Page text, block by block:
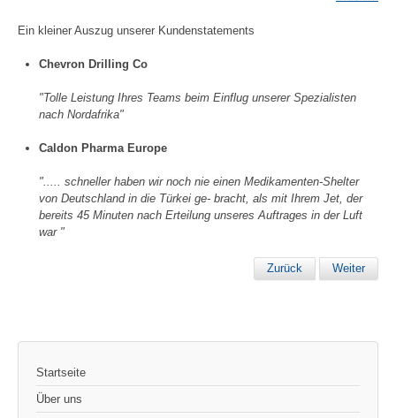
Ein kleiner Auszug unserer Kundenstatements
Chevron Drilling Co
"Tolle Leistung Ihres Teams beim Einflug unserer Spezialisten
nach Nordafrika"
Caldon Pharma Europe
"..... schneller haben wir noch nie einen Medikamenten-Shelter
von Deutschland in die Türkei ge- bracht, als mit Ihrem Jet, der
bereits 45 Minuten nach Erteilung unseres Auftrages in der Luft
war "
Zurück Weiter
Startseite
Über uns